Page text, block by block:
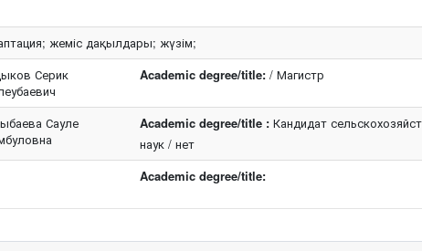
жеміс дақылдары; жүзім;
Серик
Academic degree/title: / Магистр
Сауле
Academic degree/title : Кандидат
наук / нет
Academic degree/title: